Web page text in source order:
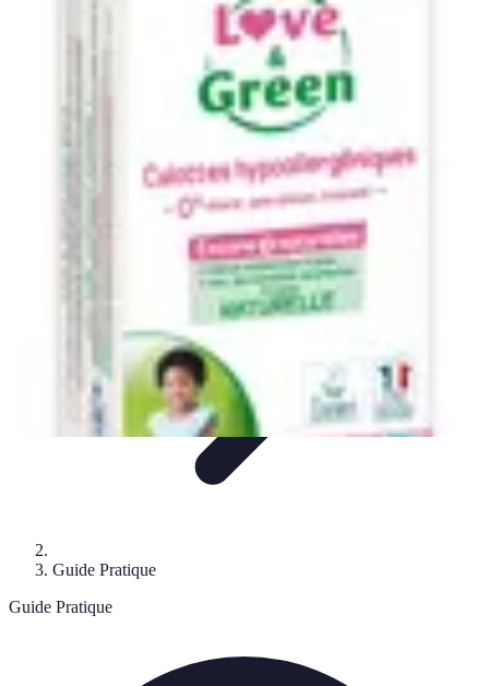
Activités Écologiques
Choix et Conseils Inspiration de
Destinations Guides de Voyage
Eco Destinations
Guide Pratique
Guide Pratique